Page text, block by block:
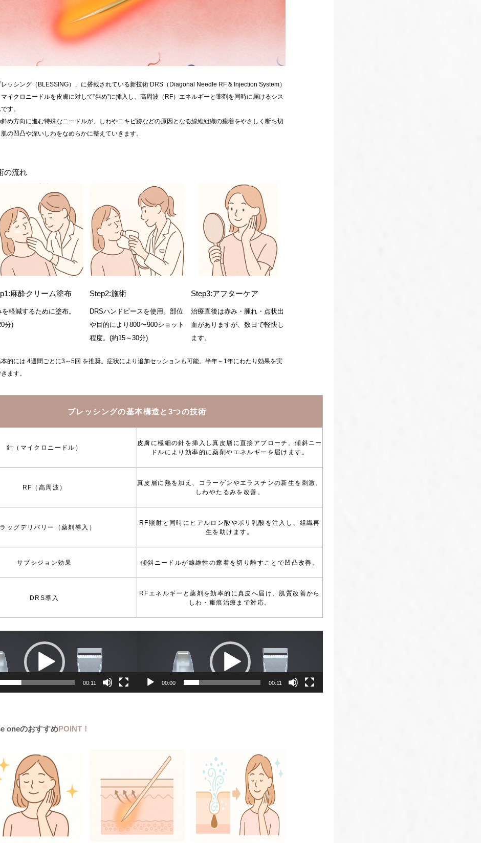
レッシング（BLESSING）」に搭載されている新技術 DRS（Diagonal Needle RF & Injection System）
イクロニードルを皮膚に対して”斜め”に挿入し、高周波（RF）エネルギーと薬剤を同時に届けるシス
す。
斜め方向に進む特殊なニードルが、しわやニキビ跡などの原因となる線維組織の癒着をやさしく断ち切
肌の凹凸や深いしわをなめらかに整えていきます。
の流れ
麻酔クリーム塗布
を軽減するために塗布。
分)
Step2:施術
DRSハンドピースを使用。部位
や目的により800〜900ショット
程度。(約15～30分)
Step3:アフターケア
治療直後は赤み・腫れ・点状出
血がありますが、数日で軽快し
ます。
的には 4週間ごとに3～5回 を推奨。症状により追加セッションも可能。半年～1年にわたり効果を実
ます。
ブレッシングの基本構造と3つの技術
針（マイクロニードル）
皮膚に極細の針を挿入し真皮層に直接アプローチ。傾斜ニー
ドルにより効率的に薬剤やエネルギーを届けます。
RF（高周波）
真皮層に熱を加え、コラーゲンやエラスチンの新生を刺激。
しわやたるみを改善。
ラッグデリバリー（薬剤導入）
RF照射と同時にヒアルロン酸やポリ乳酸を注入し、組織再
生を助けます。
サブシジョン効果 傾斜ニードルが線維性の癒着を切り離すことで凹凸改善。
DRS導入
RFエネルギーと薬剤を効率的に真皮へ届け、肌質改善から
しわ・瘢痕治療まで対応。
00:11 00:00 00:11
oneのおすすめPOINT！